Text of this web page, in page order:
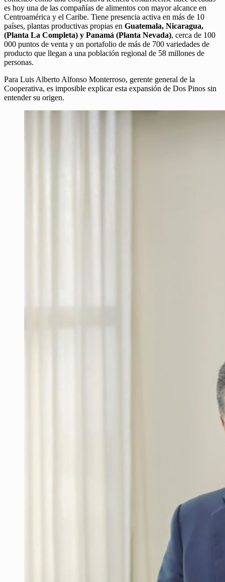
es hoy una de las compañías de alimentos con mayor alcance en
Centroamérica y el Caribe. Tiene presencia activa en más de 10
países, plantas productivas propias en Guatemala, Nicaragua,
(Planta La Completa) y Panamá (Planta Nevada), cerca de 100
000 puntos de venta y un portafolio de más de 700 variedades de
producto que llegan a una población regional de 58 millones de
personas.
Para Luis Alberto Alfonso Monterroso, gerente general de la
Cooperativa, es imposible explicar esta expansión de Dos Pinos sin
entender su origen.